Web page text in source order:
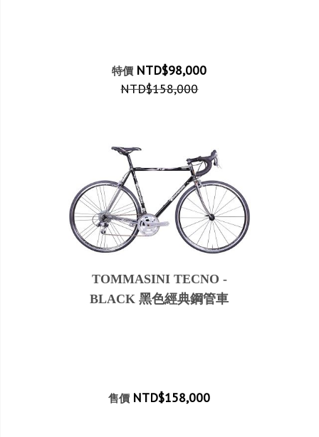
特價 NTD$98,000
NTD$158,000
TOMMASINI TECNO -
BLACK 黑色經典鋼管車
售價 NTD$158,000